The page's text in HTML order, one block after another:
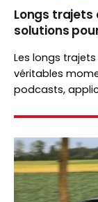
Longs trajets
solutions
Les longs
véritables
podcasts,
au long du